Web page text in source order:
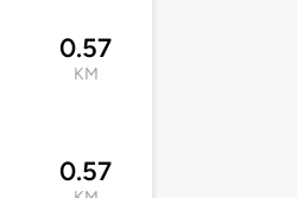
0.57
KM
0.57